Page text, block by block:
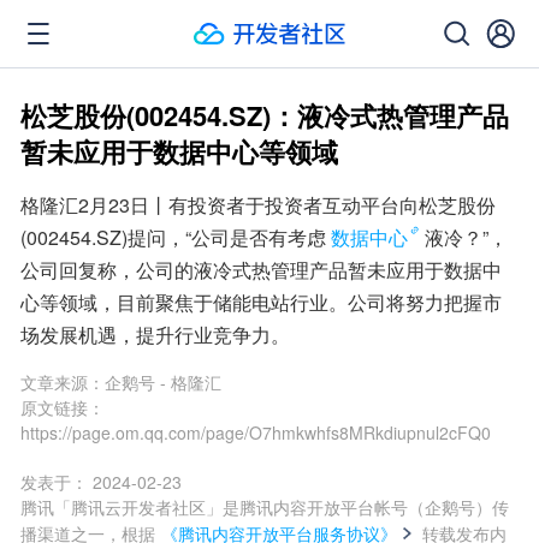
松芝股份(002454.SZ)：液冷式热管理产品
暂未应用于数据中心等领域
格隆汇2月23日丨有投资者于投资者互动平台向松芝股份
(002454.SZ)提问，“公司是否有考虑数据中心
液冷？”，
公司回复称，公司的液冷式热管理产品暂未应用于数据中
心等领域，目前聚焦于储能电站行业。公司将努力把握市
场发展机遇，提升行业竞争力。
文章来源： 企鹅号 - 格隆汇
原文链接：
https://page.om.qq.com/page/O7hmkwhfs8MRkdiupnul2cFQ0
发表于： 2024-02-23
腾讯「腾讯云开发者社区」是腾讯内容开放平台帐号（企鹅号）传
播渠道之一，根据
《腾讯内容开放平台服务协议》
转载发布内